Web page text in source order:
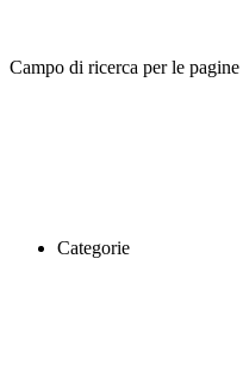
Campo di ricerca per le
Categorie